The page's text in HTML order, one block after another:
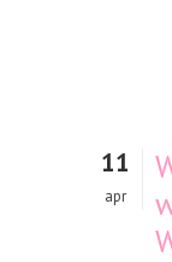
11
apr